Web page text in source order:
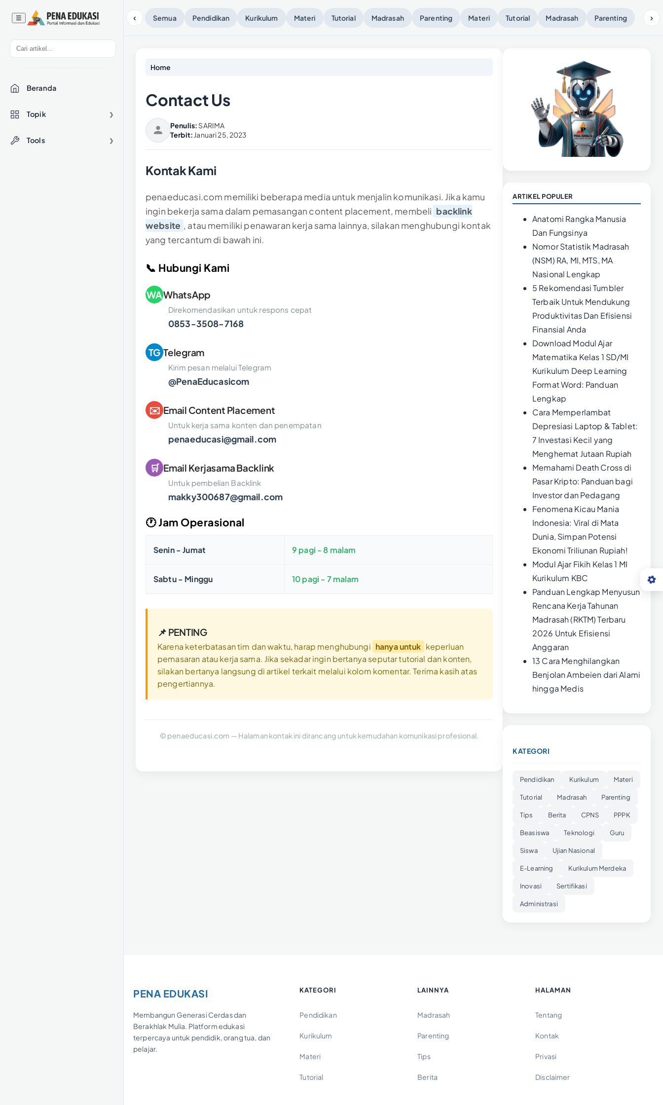
☰
Beranda
Topik ❯
Tools ❯
‹ Semua Pendidikan Kurikulum Materi Tutorial Madrasah Parenting Materi Tutorial Madrasah Parenting ›
Home
Contact Us
Penulis: SARIMA
Terbit: Januari 25, 2023
Kontak Kami
penaeducasi.com memiliki beberapa media untuk menjalin komunikasi. Jika kamu
ingin bekerja sama dalam pemasangan content placement, membeli backlink
website , atau memiliki penawaran kerja sama lainnya, silakan menghubungi kontak
yang tercantum di bawah ini.
📞 Hubungi Kami
WAWhatsApp
Direkomendasikan untuk respons cepat
0853-3508-7168
TG Telegram
Kirim pesan melalui Telegram
@PenaEducasicom
✉️ Email Content Placement
Untuk kerja sama konten dan penempatan
penaeducasi@gmail.com
🛒 Email Kerjasama Backlink
Untuk pembelian Backlink
makky300687@gmail.com
🕐 Jam Operasional
Senin - Jumat 9 pagi - 8 malam
Sabtu - Minggu 10 pagi - 7 malam
📌 PENTING
Karena keterbatasan tim dan waktu, harap menghubungi hanya untuk keperluan
pemasaran atau kerja sama. Jika sekadar ingin bertanya seputar tutorial dan konten,
silakan bertanya langsung di artikel terkait melalui kolom komentar. Terima kasih atas
pengertiannya.
© penaeducasi.com — Halaman kontak ini dirancang untuk kemudahan komunikasi profesional.
ARTIKEL POPULER
Anatomi Rangka Manusia
Dan Fungsinya
Nomor Statistik Madrasah
(NSM) RA, MI, MTS, MA
Nasional Lengkap
5 Rekomendasi Tumbler
Terbaik Untuk Mendukung
Produktivitas Dan Efisiensi
Finansial Anda
Download Modul Ajar
Matematika Kelas 1 SD/MI
Kurikulum Deep Learning
Format Word: Panduan
Lengkap
Cara Memperlambat
Depresiasi Laptop & Tablet:
7 Investasi Kecil yang
Menghemat Jutaan Rupiah
Memahami Death Cross di
Pasar Kripto: Panduan bagi
Investor dan Pedagang
Fenomena Kicau Mania
Indonesia: Viral di Mata
Dunia, Simpan Potensi
Ekonomi Triliunan Rupiah!
Modul Ajar Fikih Kelas 1 MI
Kurikulum KBC
Panduan Lengkap Menyusun
Rencana Kerja Tahunan
Madrasah (RKTM) Terbaru
2026 Untuk Efisiensi
Anggaran
13 Cara Menghilangkan
Benjolan Ambeien dari Alami
hingga Medis
KATEGORI
Pendidikan Kurikulum Materi
Tutorial Madrasah Parenting
Tips Berita CPNS PPPK
Beasiswa Teknologi Guru
Siswa Ujian Nasional
E-Learning Kurikulum Merdeka
Inovasi Sertifikasi
Administrasi
PENA EDUKASI
Membangun Generasi Cerdas dan
Berakhlak Mulia. Platform edukasi
terpercaya untuk pendidik, orang tua, dan
pelajar.
KATEGORI
Pendidikan
Kurikulum
Materi
Tutorial
LAINNYA
Madrasah
Parenting
Tips
Berita
HALAMAN
Tentang
Kontak
Privasi
Disclaimer